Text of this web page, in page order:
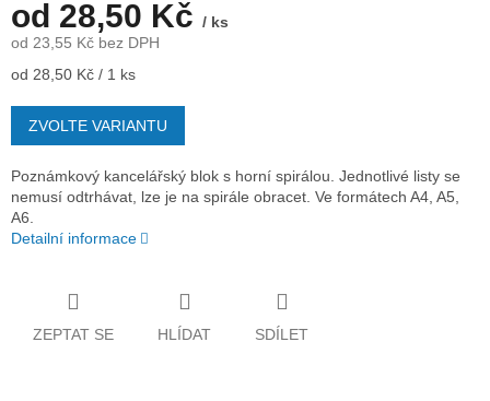
od 28,50 Kč / ks
od 23,55 Kč bez DPH
Měrná
od 28,50 Kč / 1 ks
ZVOLTE VARIANTU
Poznámkový kancelářský blok s horní spirálou. Jednotlivé listy se
nemusí odtrhávat, lze je na spirále obracet. Ve formátech A4, A5,
A6.
Detailní informace
ZEPTAT SE HLÍDAT SDÍLET